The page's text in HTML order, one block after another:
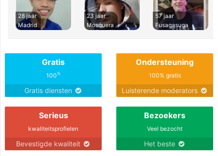
28 jaar
Madrid
23 jaar
Mosquera
57 jaar
Fusagasuga
Gratis
100%
Gratis diensten
Ondersteuning
100% gratis
Luisterende moderators
Serieus
kwaliteitsprofielen
Bevestigde kwaliteit
Bezoekers
Veel bezocht
Het beste